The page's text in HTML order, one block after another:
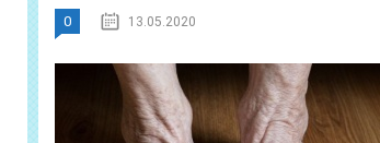
0 13.05.2020